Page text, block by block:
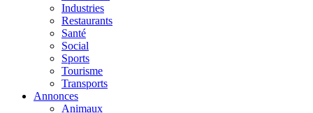
Industries
Restaurants
Santé
Social
Sports
Tourisme
Transports
Annonces
Animaux